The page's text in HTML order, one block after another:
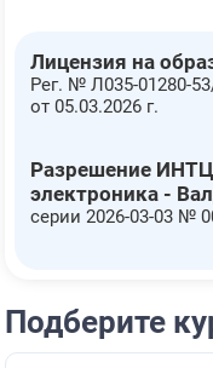
Лицензия на
Рег. № Л035-01280-
от 05.03.2026 г.
Разрешение ИНТЦ
электроника -
серии 2026-03-03 №
Подберите